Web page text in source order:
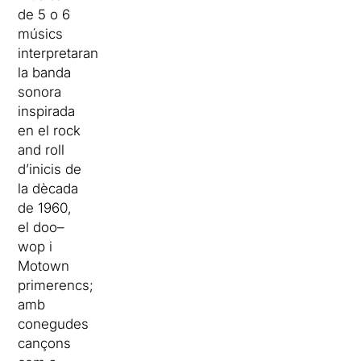
de 5 o 6
músics
interpretaran
la banda
sonora
inspirada
en el rock
and roll
d’inicis de
la dècada
de 1960,
eldoo–
wop i
Motown
primerencs;
amb
conegudes
cançons